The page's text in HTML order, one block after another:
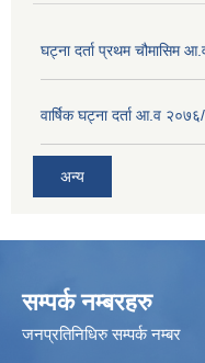
घट्ना दर्ता प्रथम चौमासिम
वार्षिक घट्ना दर्ता आ.व
अन्य
सम्पर्क नम्बरहरु
जनप्रतिनिधिरु सम्पर्क नम्बर